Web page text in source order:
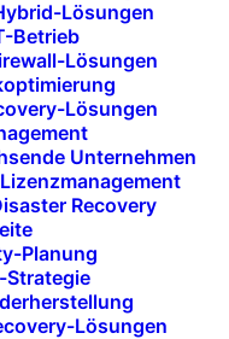
Lösungen
Betrieb
Lösungen
Lösungen
Unternehmen
Recovery
Planung
Strategie
Lösungen
von
um eine
greifbares
entwickeln
Prototypen
IhreIdeen
präsentieren.